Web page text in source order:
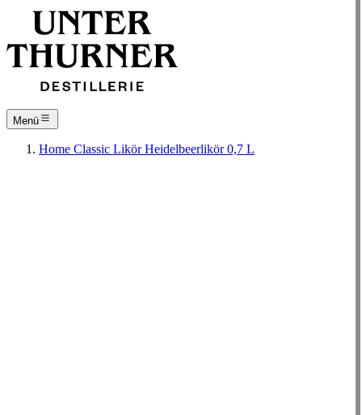
Menü
Home Classic LikörHeidelbeerlikör 0,7 L